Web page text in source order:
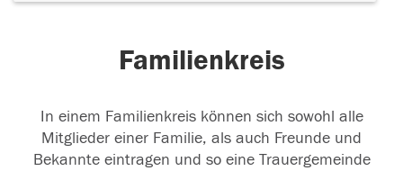
Familienkreis
In einem Familienkreis können sich sowohl alle
Mitglieder einer Familie, als auch Freunde und
Bekannte eintragen und so eine Trauergemeinde